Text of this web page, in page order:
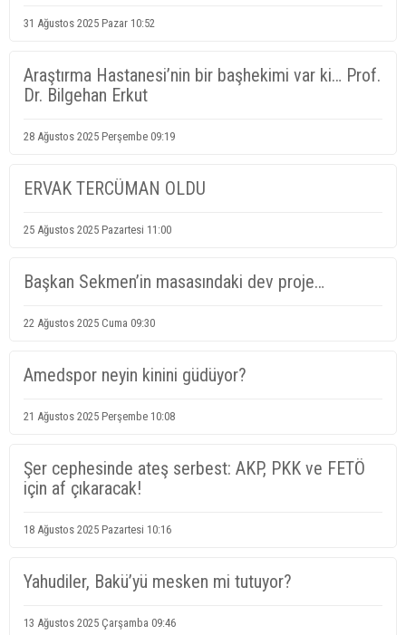
31 Ağustos 2025 Pazar 10:52
Araştırma Hastanesi’nin bir başhekimi var ki… Prof.
Dr. Bilgehan Erkut
28 Ağustos 2025 Perşembe 09:19
ERVAK TERCÜMAN OLDU
25 Ağustos 2025 Pazartesi 11:00
Başkan Sekmen’in masasındaki dev proje…
22 Ağustos 2025 Cuma 09:30
Amedspor neyin kinini güdüyor?
21 Ağustos 2025 Perşembe 10:08
Şer cephesinde ateş serbest: AKP, PKK ve FETÖ
için af çıkaracak!
18 Ağustos 2025 Pazartesi 10:16
Yahudiler, Bakü’yü mesken mi tutuyor?
13 Ağustos 2025 Çarşamba 09:46